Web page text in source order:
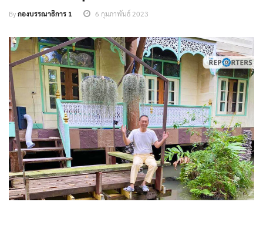
Byกองบรรณาธิการ 1 6 กุมภาพันธ์ 2023